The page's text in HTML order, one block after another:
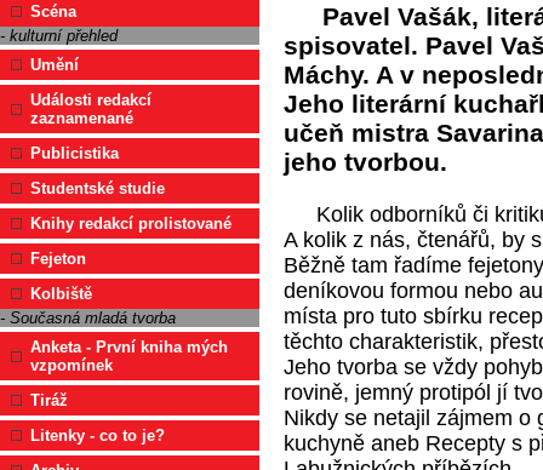
Scéna
- kulturní přehled
Umění
Události redakcí
zaznamenané
Publicistika
Studentské studie
Knihy redakcí prolistované
Fejeton
Kolbiště
- Současná mladá tvorba
Anketa - První kniha mých
vzpomínek
Tiráž
Litenky - co to je?
Pavel Vašák,
spisovatel. Pavel
Máchy. A v
Jeho literární
učeň mistra
jeho tvorbou.
Kolik odborníků či
A kolik z nás, čtenářů, by
Běžně tam řadíme
deníkovou formou nebo
místa pro tuto sbírku
těchto charakteristik,
Jeho tvorba se vždy
rovině, jemný protipól jí
Nikdy se netajil zájmem o
kuchyně aneb Recepty s